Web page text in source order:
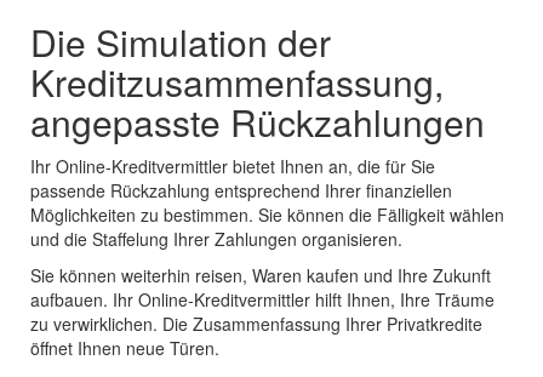
Die Simulation der
Kreditzusammenfassung,
angepasste Rückzahlungen
Ihr Online-Kreditvermittler bietet Ihnen an, die für Sie
passende Rückzahlung entsprechend Ihrer finanziellen
Möglichkeiten zu bestimmen. Sie können die Fälligkeit wählen
und die Staffelung Ihrer Zahlungen organisieren.
Sie können weiterhin reisen, Waren kaufen und Ihre Zukunft
aufbauen. Ihr Online-Kreditvermittler hilft Ihnen, Ihre Träume
zu verwirklichen. Die Zusammenfassung Ihrer Privatkredite
öffnet Ihnen neue Türen.